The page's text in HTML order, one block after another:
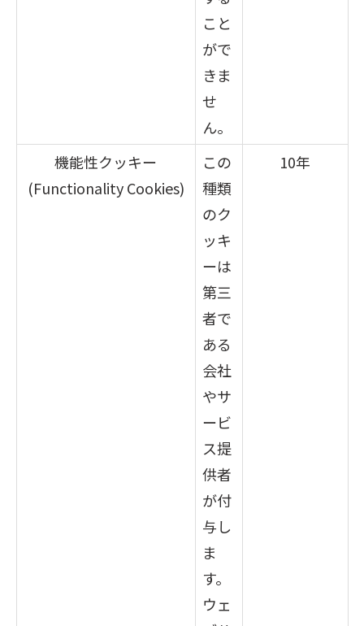
こと
がで
きま
せ
ん。
機能性クッキー
(Functionality Cookies)
この
種類
のク
ッキ
ーは
第三
者で
ある
会社
やサ
ービ
ス提
供者
が付
与し
ま
す。
ウェ
10年